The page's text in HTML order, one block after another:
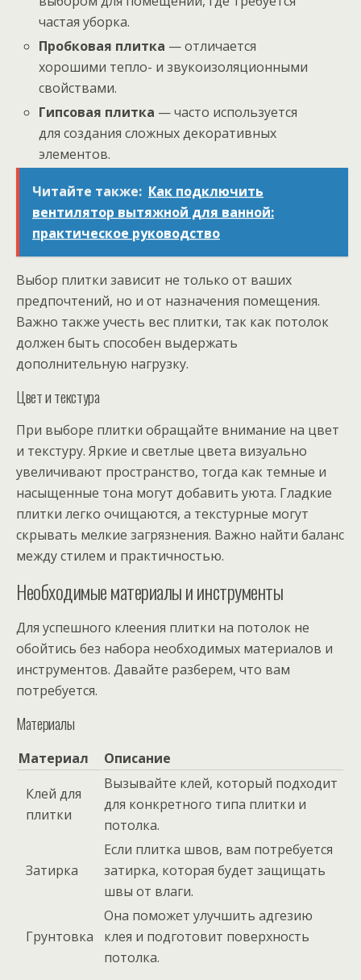
частая уборка.
Пробковая плитка — отличается
хорошими тепло- и звукоизоляционными
свойствами.
Гипсовая плитка — часто используется
для создания сложных декоративных
элементов.
Читайте также: Как подключить
вентилятор вытяжной для ванной:
практическое руководство
Выбор плитки зависит не только от ваших
предпочтений, но и от назначения помещения.
Важно также учесть вес плитки, так как потолок
должен быть способен выдержать
дополнительную нагрузку.
Цвет и текстура
При выборе плитки обращайте внимание на цвет
и текстуру. Яркие и светлые цвета визуально
увеличивают пространство, тогда как темные и
насыщенные тона могут добавить уюта. Гладкие
плитки легко очищаются, а текстурные могут
скрывать мелкие загрязнения. Важно найти баланс
между стилем и практичностью.
Необходимые материалы и инструменты
Для успешного клеения плитки на потолок не
обойтись без набора необходимых материалов и
инструментов. Давайте разберем, что вам
потребуется.
Материалы
Материал
Описание
Клей для
плитки
Вызывайте клей, который подходит
для конкретного типа плитки и
потолка.
Затирка
Если плитка швов, вам потребуется
затирка, которая будет защищать
швы от влаги.
Грунтовка
Она поможет улучшить адгезию
клея и подготовит поверхность
потолка.